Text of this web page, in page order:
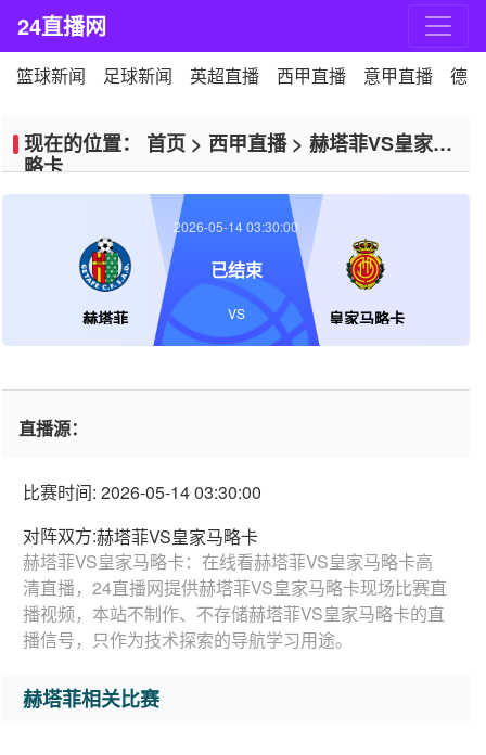
24直播网
篮球新闻 足球新闻 英超直播 西甲直播 意甲直播 德
现在的位置： 首页 > 西甲直播> 赫塔菲VS皇家马
略卡
赫塔菲 皇家马略卡
2026-05-14 03:30:00
已结束
VS
直播源：
比赛时间: 2026-05-14 03:30:00
对阵双方:赫塔菲VS皇家马略卡
赫塔菲VS皇家马略卡：在线看赫塔菲VS皇家马略卡高
清直播，24直播网提供赫塔菲VS皇家马略卡现场比赛直
播视频，本站不制作、不存储赫塔菲VS皇家马略卡的直
播信号，只作为技术探索的导航学习用途。
赫塔菲相关比赛